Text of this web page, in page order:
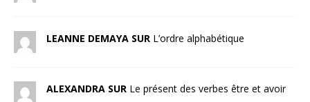
LEANNE DEMAYA SUR L’ordre alphabétique
ALEXANDRA SUR Le présent des verbes être et avoir